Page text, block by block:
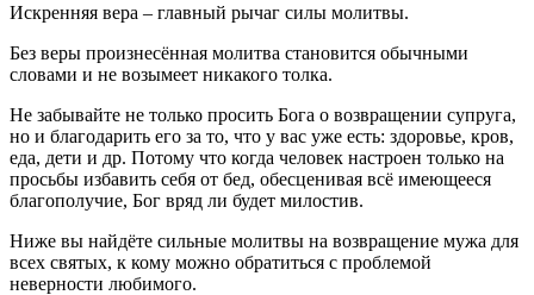
Искренняя вера – главный рычаг силы молитвы.
Без веры произнесённая молитва становится обычными
словами и не возымеет никакого толка.
Не забывайте не только просить Бога о возвращении супруга,
но и благодарить его за то, что у вас уже есть: здоровье, кров,
еда, дети и др. Потому что когда человек настроен только на
просьбы избавить себя от бед, обесценивая всё имеющееся
благополучие, Бог вряд ли будет милостив.
Ниже вы найдёте сильные молитвы на возвращение мужа для
всех святых, к кому можно обратиться с проблемой
неверности любимого.